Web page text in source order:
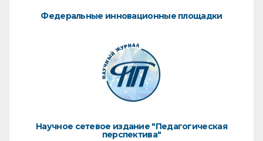
Федеральные инновационные площадки
Научное сетевое издание "Педагогическая
перспектива"